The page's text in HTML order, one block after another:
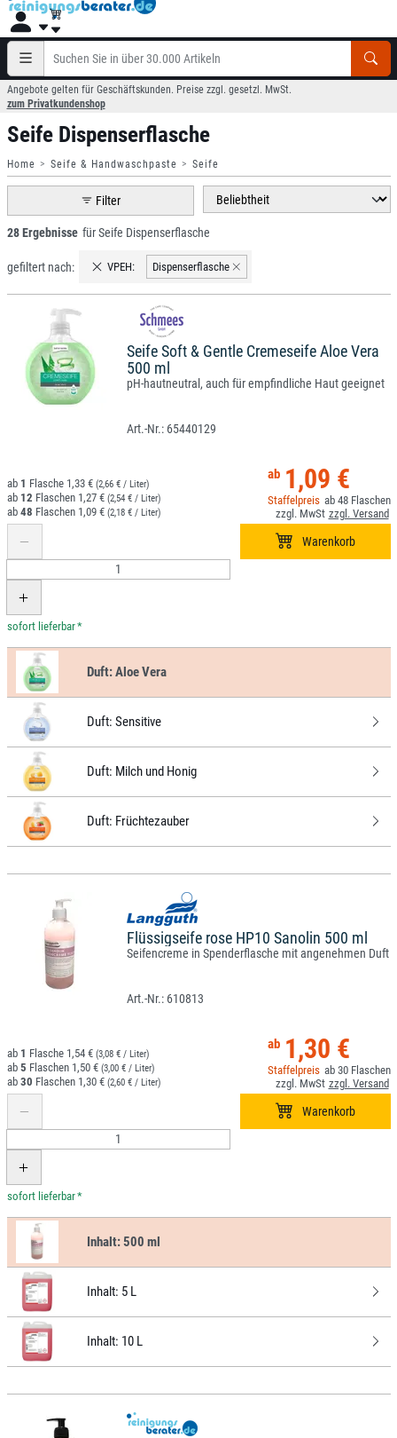
Angebote gelten für Geschäftskunden. Preise zzgl. gesetzl. MwSt.
zum Privatkundenshop
Seife Dispenserflasche
Home Seife & Handwaschpaste Seife
Filter
28 Ergebnisse für Seife Dispenserflasche
gefiltert nach: VPEH: Dispenserflasche
Seife Soft & Gentle Cremeseife Aloe Vera
500 ml
pH-hautneutral, auch für empfindliche Haut geeignet
65440129
1,09 €
48
1 1,33 € (2,66 € / Liter)
12 1,27 € (2,54 € / Liter)
48 1,09 € (2,18 € / Liter)
*
Duft:Aloe Vera
Duft: Sensitive
Duft: Milch und Honig
Duft: Früchtezauber
Flüssigseife rose HP10 Sanolin 500 ml
Seifencreme in Spenderflasche mit angenehmen Duft
610813
1,30 €
30
1 1,54 € (3,08 € / Liter)
5 1,50 € (3,00 € / Liter)
30 1,30 € (2,60 € / Liter)
*
Inhalt:500 ml
Inhalt: 5 L
Inhalt: 10 L